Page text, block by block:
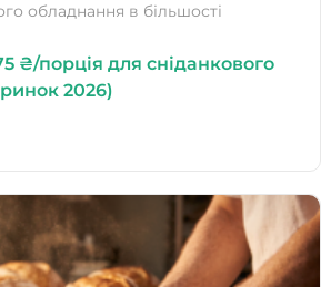
обладнання в більшості
₴/порція для сніданкового
2026)